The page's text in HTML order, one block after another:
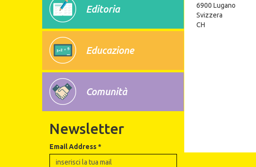
Editoria
Educazione
Comunità
Newsletter
Email Address*
6900 Lugano
Svizzera
CH